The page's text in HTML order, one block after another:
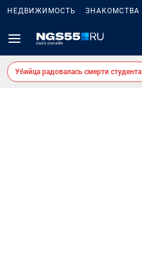
НЕДВИЖИМОСТЬ ЗНАКОМСТВА
Убийца радовалась смерти студента